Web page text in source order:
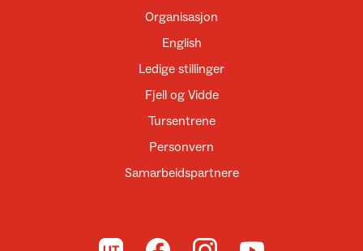
Organisasjon
English
Ledige stillinger
Fjell og Vidde
Tursentrene
Personvern
Samarbeidspartnere
Til UT.no Til DNT på Facebook
Til DNT på Instagram
Til DNT på YouTube